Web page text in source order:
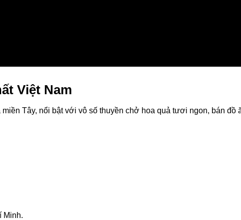
Việt Nam
Tây, nổi bật với vô số thuyền chở hoa quả tươi ngon, bán đồ
Minh.